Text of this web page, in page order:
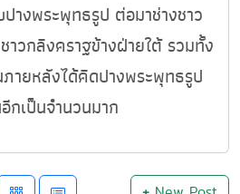
างพระพุทธรูป ต่อมาช่างชาว
าวกลิงคราฐข้างฝ่ายใต้ รวมทั้ง
ายหลังได้คิดปางพระพุทธรูป
กเป็นจำนวนมาก